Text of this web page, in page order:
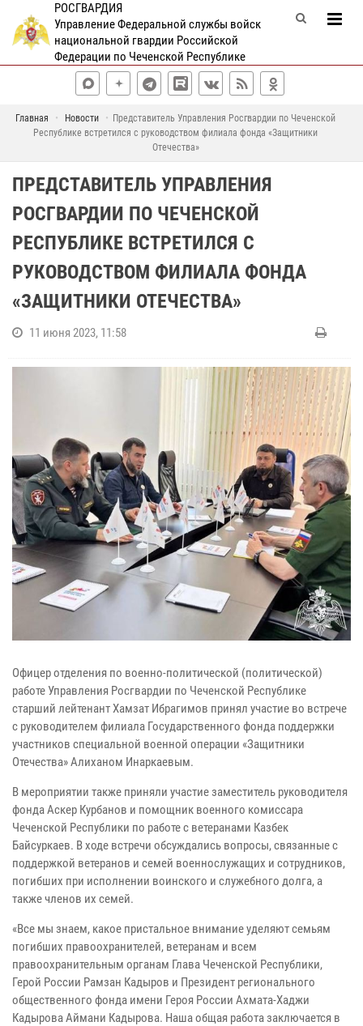
РОСГВАРДИЯ
Управление Федеральной службы войск
национальной гвардии Российской
Федерации по Чеченской Республике
Главная Новости
Представитель Управления Росгвардии по Чеченской
Республике встретился с руководством филиала фонда «Защитники
Отечества»
ПРЕДСТАВИТЕЛЬ УПРАВЛЕНИЯ
РОСГВАРДИИ ПО ЧЕЧЕНСКОЙ
РЕСПУБЛИКЕ ВСТРЕТИЛСЯ С
РУКОВОДСТВОМ ФИЛИАЛА ФОНДА
«ЗАЩИТНИКИ ОТЕЧЕСТВА»
11 июня 2023, 11:58
Офицер отделения по военно-политической (политической)
работе Управления Росгвардии по Чеченской Республике
старший лейтенант Хамзат Ибрагимов принял участие во встрече
с руководителем филиала Государственного фонда поддержки
участников специальной военной операции «Защитники
Отечества» Алиханом Инаркаевым.
В мероприятии также приняли участие заместитель руководителя
фонда Аскер Курбанов и помощник военного комиссара
Чеченской Республики по работе с ветеранами Казбек
Байсуркаев. В ходе встречи обсуждались вопросы, связанные с
поддержкой ветеранов и семей военнослужащих и сотрудников,
погибших при исполнении воинского и служебного долга, а
также членов их семей.
«Все мы знаем, какое пристальное внимание уделяют семьям
погибших правоохранителей, ветеранам и всем
правоохранительным органам Глава Чеченской Республики,
Герой России Рамзан Кадыров и Президент регионального
общественного фонда имени Героя России Ахмата-Хаджи
Кадырова Аймани Кадырова. Наша общая работа заключается в